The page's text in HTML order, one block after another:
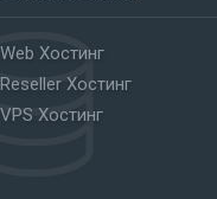
Web Хостинг
Reseller Хостинг
VPS Хостинг